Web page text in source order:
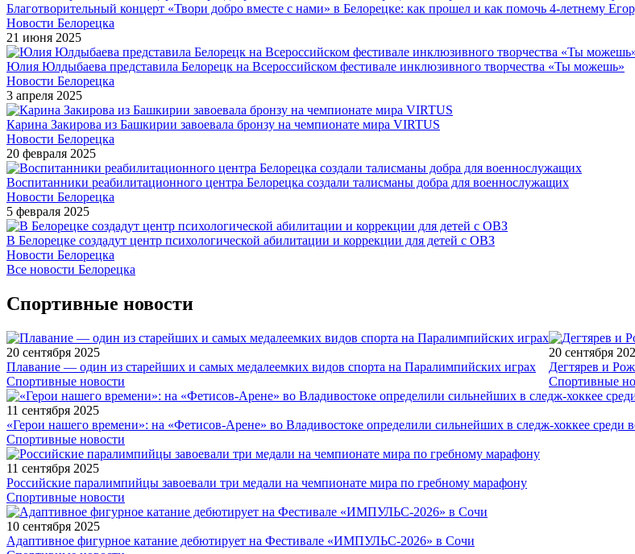
Благотворительный концерт «Твори добро вместе с нами» в Белорецке: как прошел и как помочь 4-летнему
Новости Белорецка
21 июня 2025
Юлия Юлдыбаева представила Белорецк на Всероссийском фестивале инклюзивного творчества «Ты можешь»
Новости Белорецка
3 апреля 2025
Карина Закирова из Башкирии завоевала бронзу на чемпионате мира VIRTUS
Новости Белорецка
20 февраля 2025
Воспитанники реабилитационного центра Белорецка создали талисманы добра для военнослужащих
Новости Белорецка
5 февраля 2025
В Белорецке создадут центр психологической абилитации и коррекции для детей с ОВЗ
Новости Белорецка
Все новости Белорецка
Спортивные новости
20 сентября 2025
Плавание — один из старейших и самых медалеемких видов спорта на Паралимпийских играх
Спортивные новости
20 сентября
Дегтярев и
Спортивные
11 сентября 2025
«Герои нашего времени»: на «Фетисов-Арене» во Владивостоке определили сильнейших в следж-хоккее среди
Спортивные новости
11 сентября 2025
Российские паралимпийцы завоевали три медали на чемпионате мира по гребному марафону
Спортивные новости
10 сентября 2025
Адаптивное фигурное катание дебютирует на Фестивале «ИМПУЛЬС-2026» в Сочи